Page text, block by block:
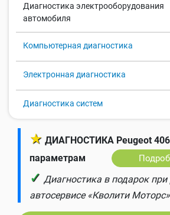
Диагностика электрооборудования
автомобиля
Компьютерная диагностика
Электронная диагностика
Диагностика систем
★ ДИАГНОСТИКА Peugeot 406
параметрам
✓ Диагностика в подарок
автосервисе «Кволити